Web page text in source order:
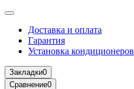
Доставка и оплата
Гарантия
Установка кондиционеров
Закладки0
Сравнение0